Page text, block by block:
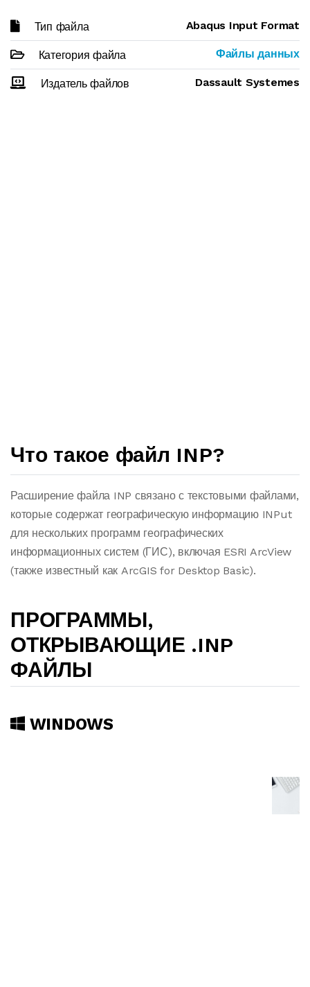
Тип файла Abaqus Input Format
Категория файла Файлы данных
Издатель файлов Dassault Systemes
Что такое файл INP?
Расширение файла INP связано с текстовыми файлами,
которые содержат географическую информацию INPut
для нескольких программ географических
информационных систем (ГИС), включая ESRI ArcView
(также известный как ArcGIS for Desktop Basic).
ПРОГРАММЫ,
ОТКРЫВАЮЩИЕ .INP
ФАЙЛЫ
WINDOWS